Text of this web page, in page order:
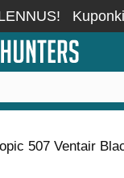
507 Ventair